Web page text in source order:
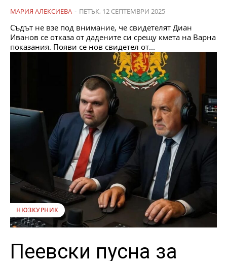
МАРИЯ АЛЕКСИЕВА - ПЕТЪК, 12 СЕПТЕМВРИ 2025
Съдът не взе под внимание, че свидетелят Диан
Иванов се отказа от дадените си срещу кмета на Варна
показания. Появи се нов свидетел от...
НЮЗКУРНИК
Пеевски пусна за